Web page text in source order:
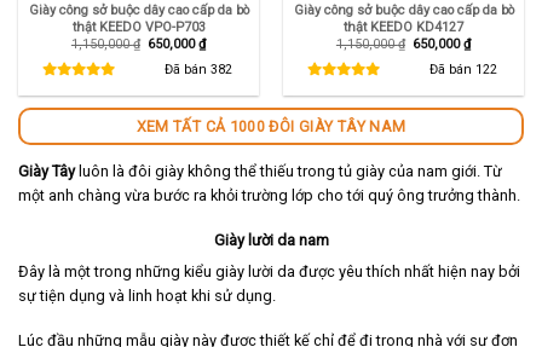
Giày công sở buộc dây cao cấp da bò
thật KEEDO VPO-P703
1,150,000₫ Giá
650,000₫Giá
hiện
tại
Đã bán 382
Giày công sở buộc dây cao cấp da bò
thật KEEDO KD4127
1,150,000₫ Giá
650,000₫Giá
hiện
tại
Đã bán 122
XEM TẤT CẢ 1000 ĐÔI GIÀY TÂY NAM
Giày Tâyluôn là đôi giày không thể thiếu trong tủ giày của nam giới. Từ
một anh chàng vừa bước ra khỏi trường lớp cho tới quý ông trưởng thành.
Giày lười da nam
Đây là một trong những kiểu giày lười da được yêu thích nhất hiện nay bởi
sự tiện dụng và linh hoạt khi sử dụng.
Lúc đầu những mẫu giày này được thiết kế chỉ để đi trong nhà với sự đơn